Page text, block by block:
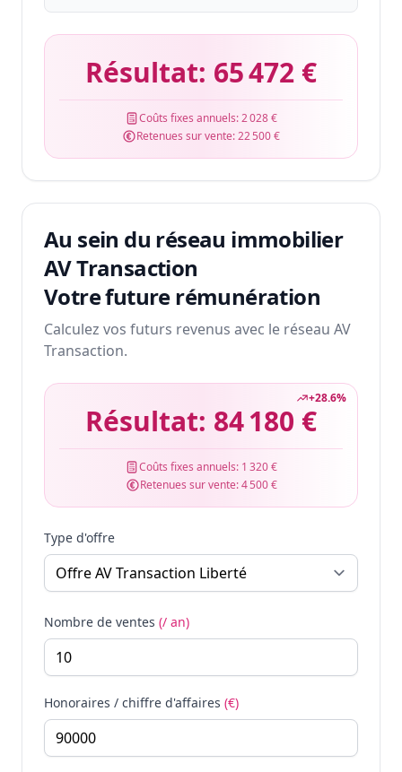
Résultat: 65 472 €
Coûts fixes annuels:2 028 €
Retenues sur vente:22 500 €
Au sein du réseau immobilier
AV Transaction
Votre future rémunération
Calculez vos futurs revenus avec le réseau AV
Transaction.
+28.6%
Résultat: 84 180 €
Coûts fixes annuels: 1 320 €
Retenues sur vente:4 500 €
Type d'offre
Nombre de ventes (/ an)
Honoraires / chiffre d'affaires (€)